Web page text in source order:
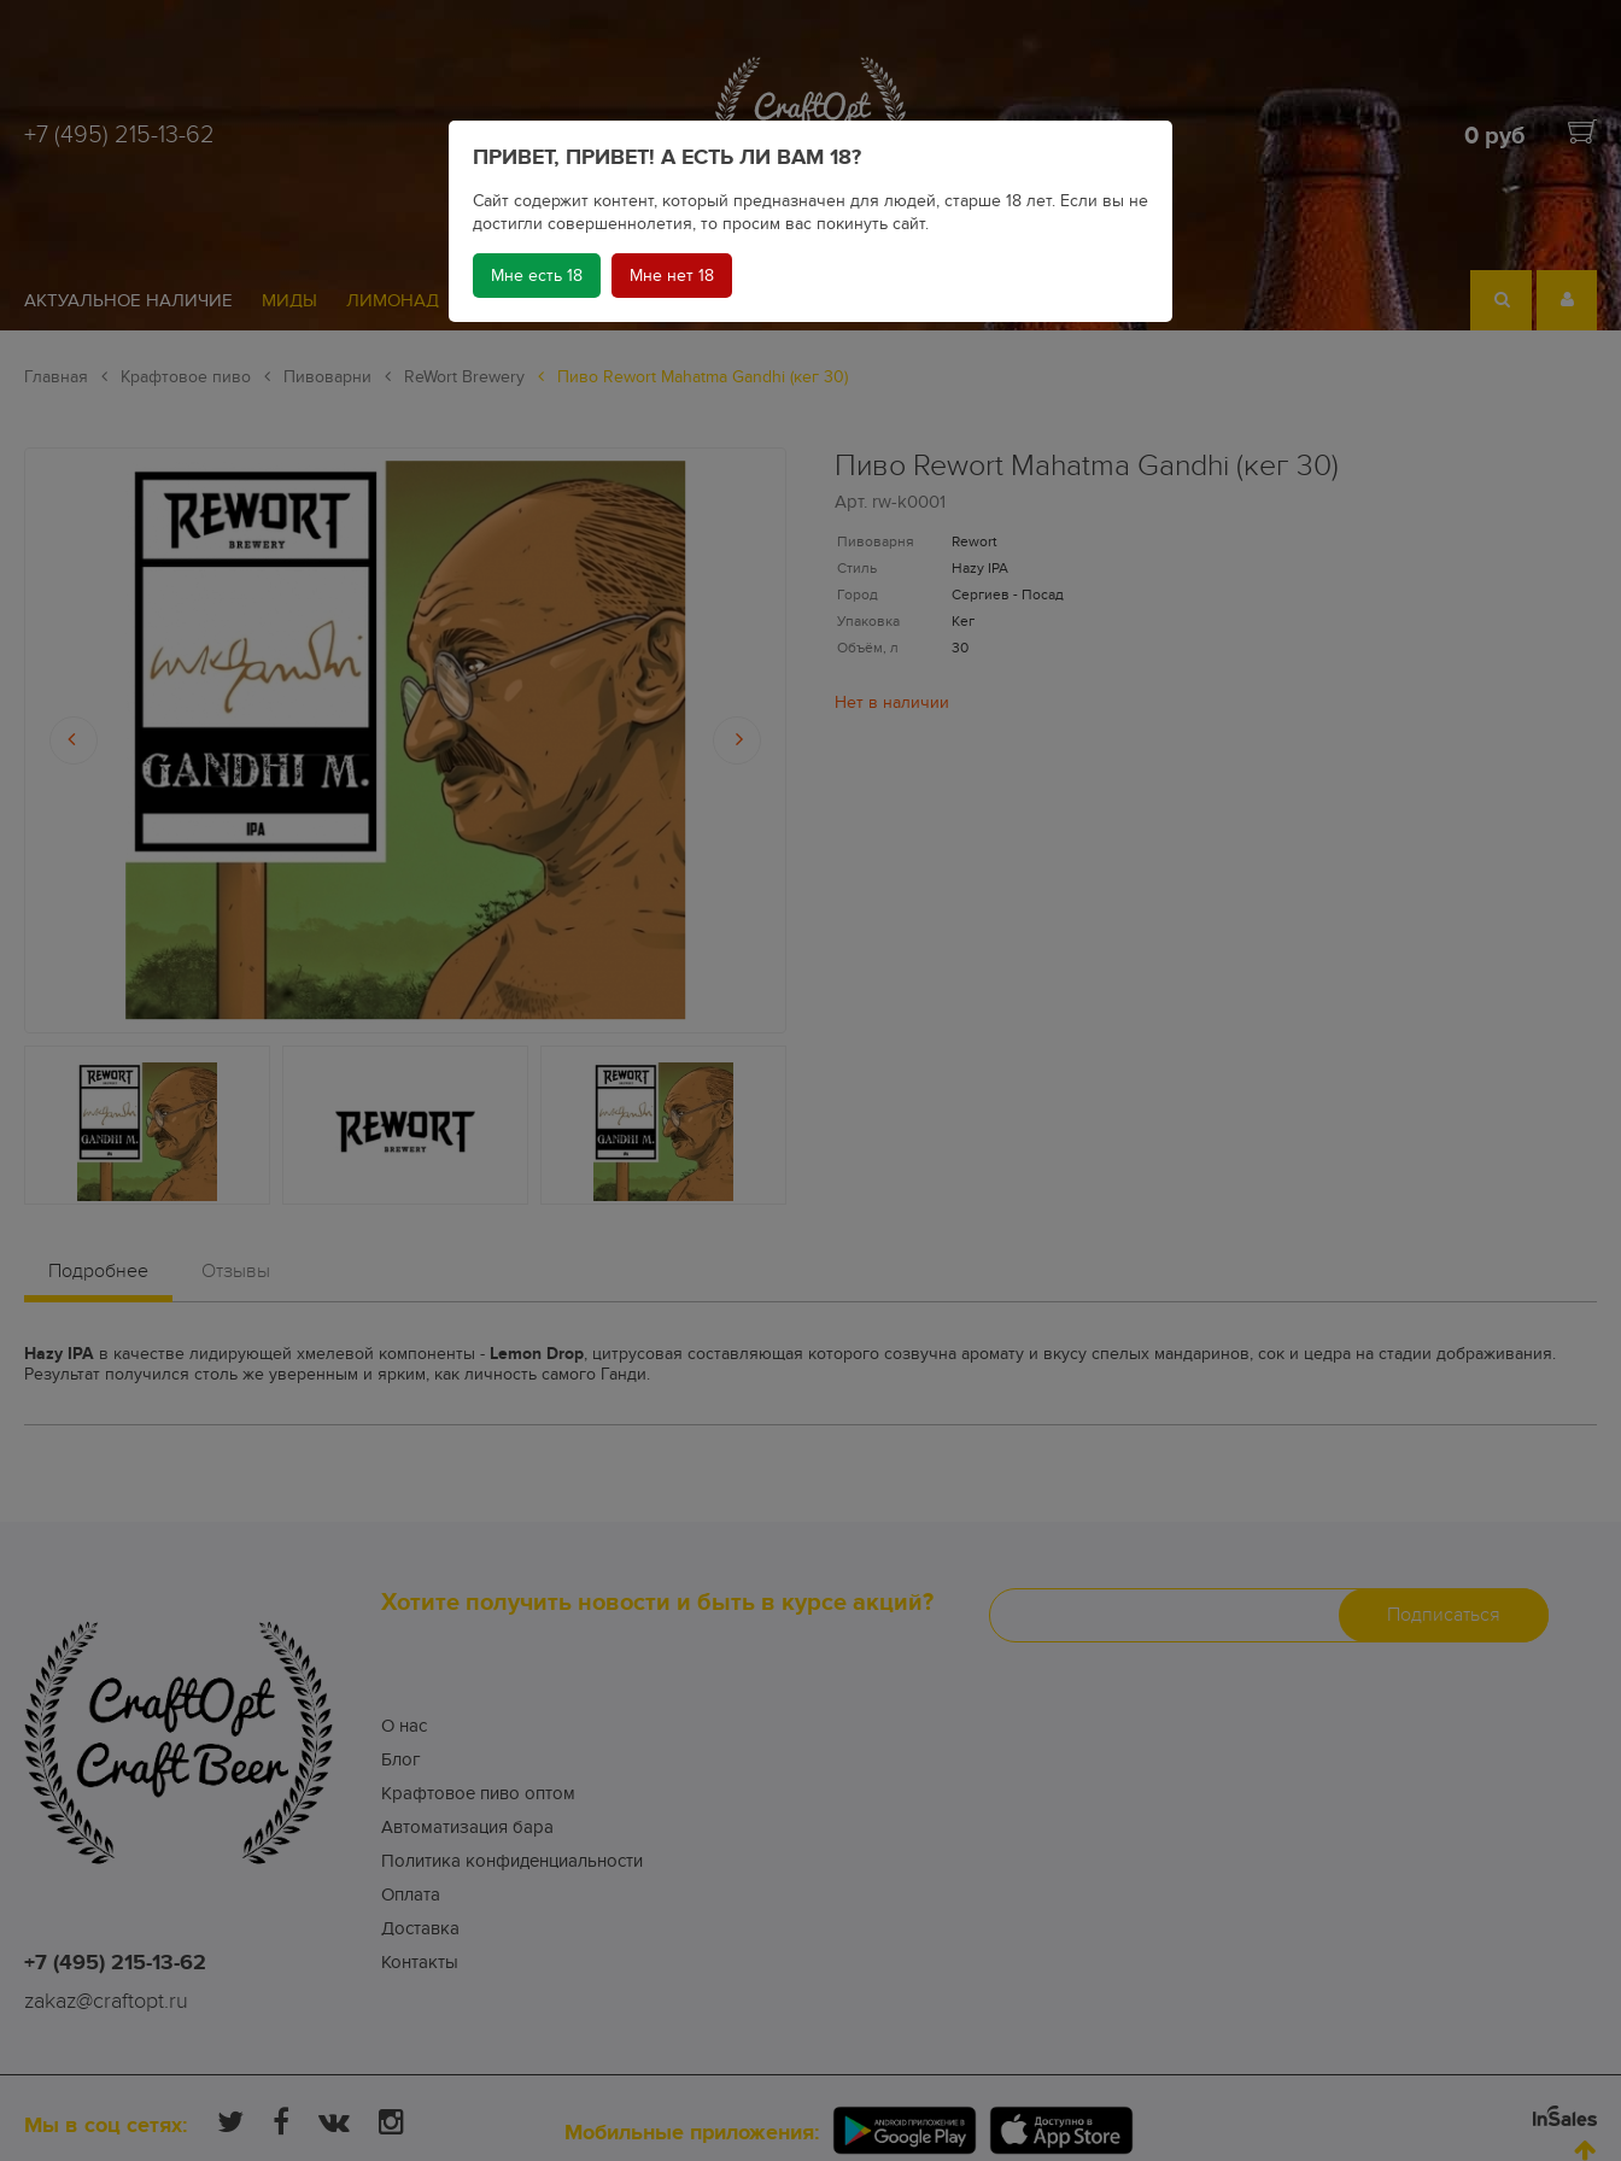
+7 (495) 215-13-62 0 руб
АКТУАЛЬНОЕ НАЛИЧИЕ МИДЫ ЛИМОНАД СИДР КРАФТОВОЕ ПИВО
Главная Крафтовое пиво Пивоварни ReWort Brewery Пиво Rewort Mahatma Gandhi (кег 30)
Пиво Rewort Mahatma Gandhi (кег 30)
Арт. rw-k0001
Пивоварня
Rewort
Стиль
Hazy IPA
Город
Сергиев - Посад
Упаковка
Кег
Объём, л
30
Подробнее Отзывы
Hazy IPA в качестве лидирующей хмелевой компоненты - Lemon Drop, цитрусовая составляющая которого созвучна аромату и вкусу спелых мандаринов, сок и цедра на стадии дображивания.
Результат получился столь же уверенным и ярким, как личность самого Ганди.
+7 (495) 215-13-62
zakaz@craftopt.ru
Хотите получить новости и быть в курсе акций? Подписаться
О нас
Блог
Крафтовое пиво оптом
Автоматизация бара
Политика конфиденциальности
Оплата
Доставка
Контакты
Мы в соц сетях: Мобильные приложения:
ПРИВЕТ, ПРИВЕТ! А ЕСТЬ ЛИ ВАМ 18?
Сайт содержит контент, который предназначен для людей, старше 18 лет. Если вы не
достигли совершеннолетия, то просим вас покинуть сайт.
Мне есть 18 Мне нет 18